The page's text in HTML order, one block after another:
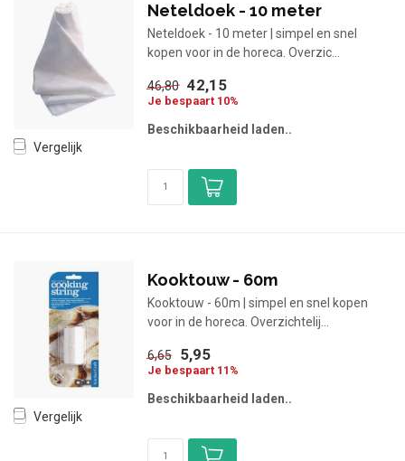
Vergelijk
Neteldoek - 10 meter
Neteldoek - 10 meter | simpel en snel
kopen voor in de horeca. Overzic...
46,80 42,15
Je bespaart 10%
Beschikbaarheid laden..
Vergelijk
Kooktouw - 60m
Kooktouw - 60m | simpel en snel kopen
voor in de horeca. Overzichtelij...
6,65 5,95
Je bespaart 11%
Beschikbaarheid laden..